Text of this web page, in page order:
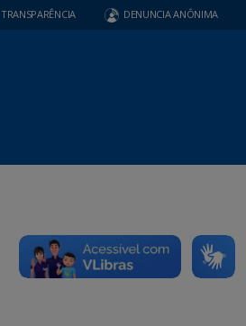
TRANSPARÊNCIA DENUNCIA ANÔNIMA